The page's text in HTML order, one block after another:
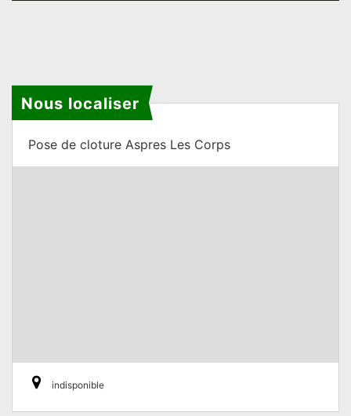
Nous localiser
Pose de cloture Aspres Les Corps
indisponible